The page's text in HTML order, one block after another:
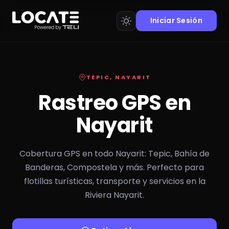
Iniciar Sesión
TEPIC, NAYARIT
Rastreo GPS en
Nayarit
Cobertura GPS en todo Nayarit: Tepic, Bahía de
Banderas, Compostela y más. Perfecto para
flotillas turísticas, transporte y servicios en la
Riviera Nayarit.